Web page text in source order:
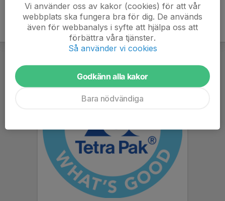
Vi använder oss av kakor (cookies) för att vår
webbplats ska fungera bra för dig. De används
även för webbanalys i syfte att hjälpa oss att
förbättra våra tjänster.
Så använder vi cookies
Godkänn alla kakor
Bara nödvändiga